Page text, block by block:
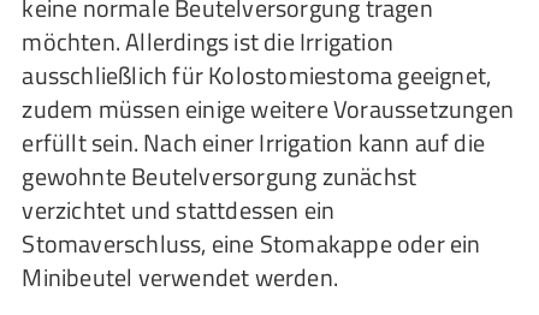
keine normale Beutelversorgung tragen
möchten. Allerdings ist die Irrigation
ausschließlich für Kolostomiestoma geeignet,
zudem müssen einige weitere Voraussetzungen
erfüllt sein. Nach einer Irrigation kann auf die
gewohnte Beutelversorgung zunächst
verzichtet und stattdessen ein
Stomaverschluss, eine Stomakappe oder ein
Minibeutel verwendet werden.